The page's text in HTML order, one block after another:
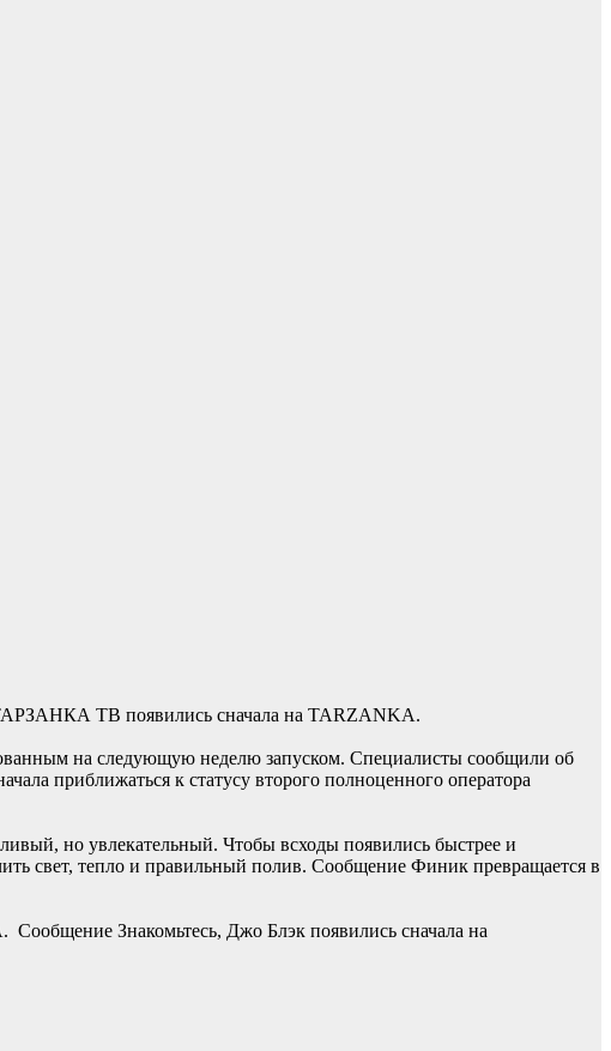
ТВ появились сначала на TARZANKA.
на следующую неделю запуском. Специалисты сообщили об
приближаться к статусу второго полноценного оператора
но увлекательный. Чтобы всходы появились быстрее и
свет, тепло и правильный полив. Сообщение Финик превращается в
Знакомьтесь, Джо Блэк появились сначала на